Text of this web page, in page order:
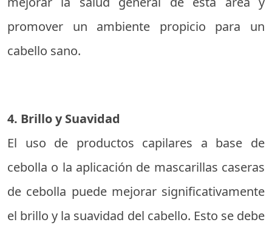
promover un ambiente propicio para un
cabello sano.
4. Brillo y Suavidad
El uso de productos capilares a base de
cebolla o la aplicación de mascarillas caseras
de cebolla puede mejorar significativamente
el brillo y la suavidad del cabello. Esto se debe